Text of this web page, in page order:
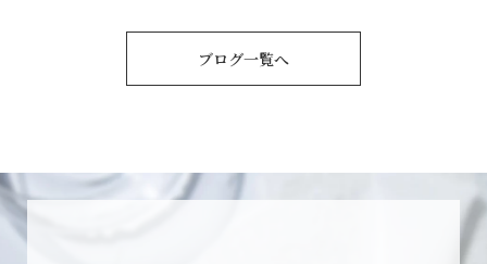
ブログ一覧へ